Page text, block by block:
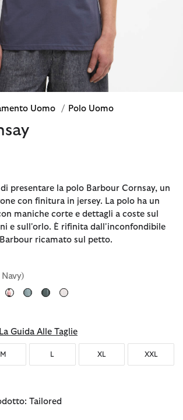
Uomo / Polo Uomo
presentare la polo Barbour Cornsay, un
con finitura in jersey. La polo ha un
maniche corte e dettagli a coste sul
e sull'orlo. È rifinita dall'inconfondibile
ricamato sul petto.
Guida Alle Taglie
M L XL XXL
Tailored